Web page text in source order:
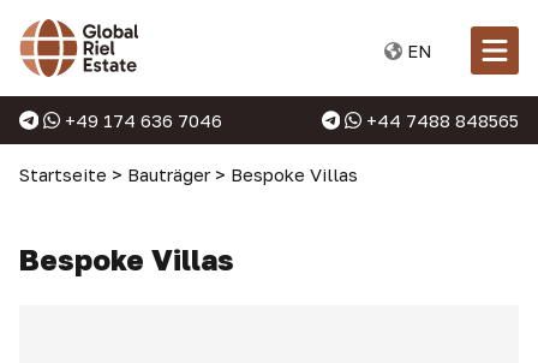
EN
+49 174 636 7046 +44 7488 848565
Startseite > Bauträger > Bespoke Villas
Bespoke Villas